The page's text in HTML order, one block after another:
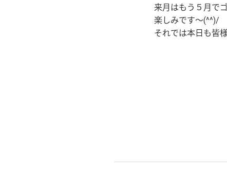
来月はもう５月で
楽しみです～(^^)/
それでは本日も皆